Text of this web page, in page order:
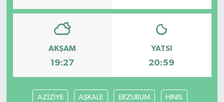
AKŞAM
19:27
YATSI
20:59
AZİZİYE AŞKALE ERZURUM HINIS